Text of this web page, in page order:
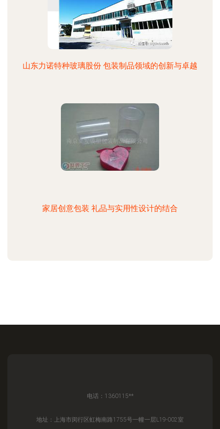
山东力诺特种玻璃股份 包装制品领域的创新与卓越
家居创意包装 礼品与实用性设计的结合
电话：1360115**
地址：上海市闵行区虹梅南路1755号一幢一层L19-002室